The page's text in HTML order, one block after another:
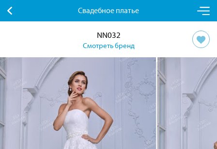
Свадебное платье
NN032
Смотреть бренд